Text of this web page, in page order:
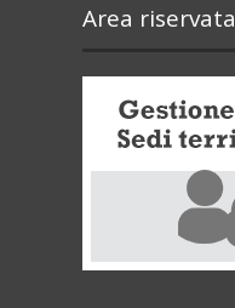
Area riservata